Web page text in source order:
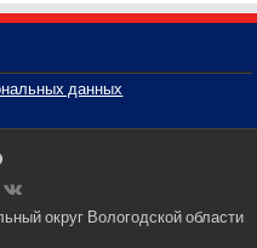
данных
округ Вологодской области